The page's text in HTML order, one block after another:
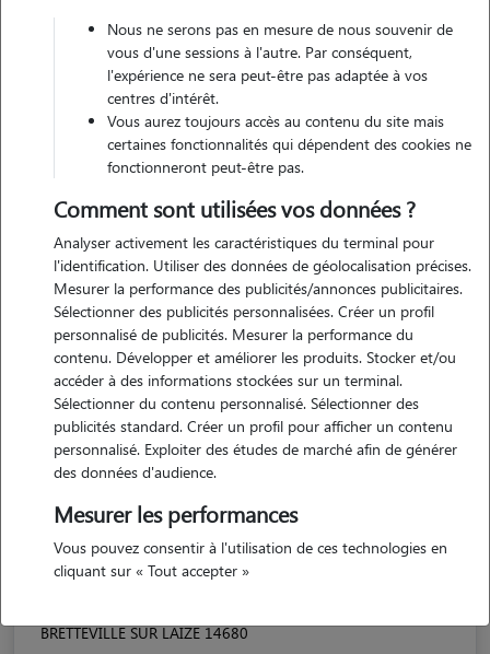
Bretteville-sur-Laize
Nos promeneurs et familles d'accueil
à Bretteville-sur-Laize (14680)
BRETTEVILLE SUR LAIZE 14680
Nous ne serons pas en mesure de nous souvenir de
vous d'une sessions à l'autre. Par conséquent,
l'expérience ne sera peut-être pas adaptée à vos
centres d'intérêt.
Vous aurez toujours accès au contenu du site mais
certaines fonctionnalités qui dépendent des cookies ne
fonctionneront peut-être pas.
Comment sont utilisées vos données ?
Analyser activement les caractéristiques du terminal pour
l'identification. Utiliser des données de géolocalisation précises.
Mesurer la performance des publicités/annonces publicitaires.
Sélectionner des publicités personnalisées. Créer un profil
personnalisé de publicités. Mesurer la performance du
contenu. Développer et améliorer les produits. Stocker et/ou
accéder à des informations stockées sur un terminal.
Sélectionner du contenu personnalisé. Sélectionner des
publicités standard. Créer un profil pour afficher un contenu
personnalisé. Exploiter des études de marché afin de générer
des données d'audience.
Mesurer les performances
Vous pouvez consentir à l'utilisation de ces technologies en
cliquant sur « Tout accepter »